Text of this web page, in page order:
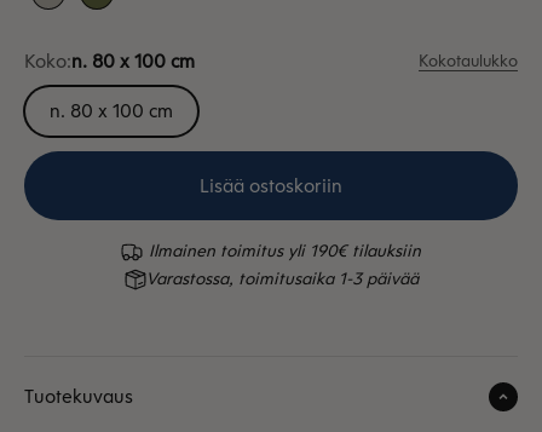
DyyniSammal
Koko:n. 80 x 100 cm Kokotaulukko
n. 80 x 100 cm
Lisää ostoskoriin
Ilmainen toimitus yli 190€ tilauksiin
Varastossa, toimitusaika 1-3 päivää
Tuotekuvaus